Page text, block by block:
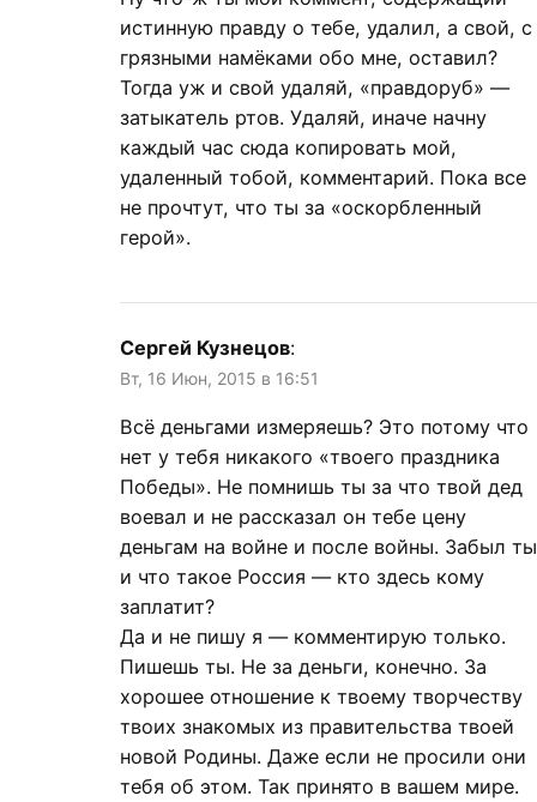
истинную правду о тебе, удалил, а свой, с
грязными намёками обо мне, оставил?
Тогда уж и свой удаляй, «правдоруб» —
затыкатель ртов. Удаляй, иначе начну
каждый час сюда копировать мой,
удаленный тобой, комментарий. Пока все
не прочтут, что ты за «оскорбленный
герой».
Сергей Кузнецов:
Вт, 16 Июн, 2015 в 16:51
Всё деньгами измеряешь? Это потому что
нет у тебя никакого «твоего праздника
Победы». Не помнишь ты за что твой дед
воевал и не рассказал он тебе цену
деньгам на войне и после войны. Забыл ты
и что такое Россия — кто здесь кому
заплатит?
Да и не пишу я — комментирую только.
Пишешь ты. Не за деньги, конечно. За
хорошее отношение к твоему творчеству
твоих знакомых из правительства твоей
новой Родины. Даже если не просили они
тебя об этом. Так принято в вашем мире.